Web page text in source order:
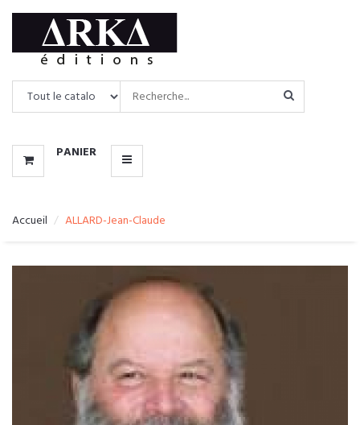
PANIER
CATALOGUE
MENU
Accueil ALLARD-Jean-Claude